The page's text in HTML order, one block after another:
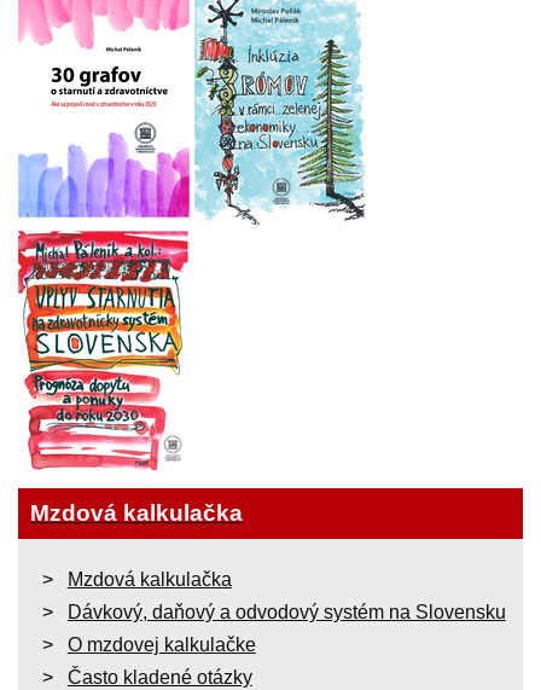
Mzdová kalkulačka
Mzdová kalkulačka
Dávkový, daňový a odvodový systém na Slovensku
O mzdovej kalkulačke
Často kladené otázky